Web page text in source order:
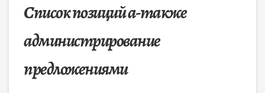
Список позиций а-также
администрирование
предложениями